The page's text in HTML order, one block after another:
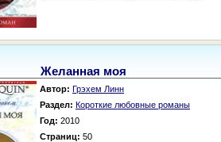
Желанная моя
Автор: Грэхем Линн
Раздел: Короткие любовные романы
Год: 2010
Страниц: 50